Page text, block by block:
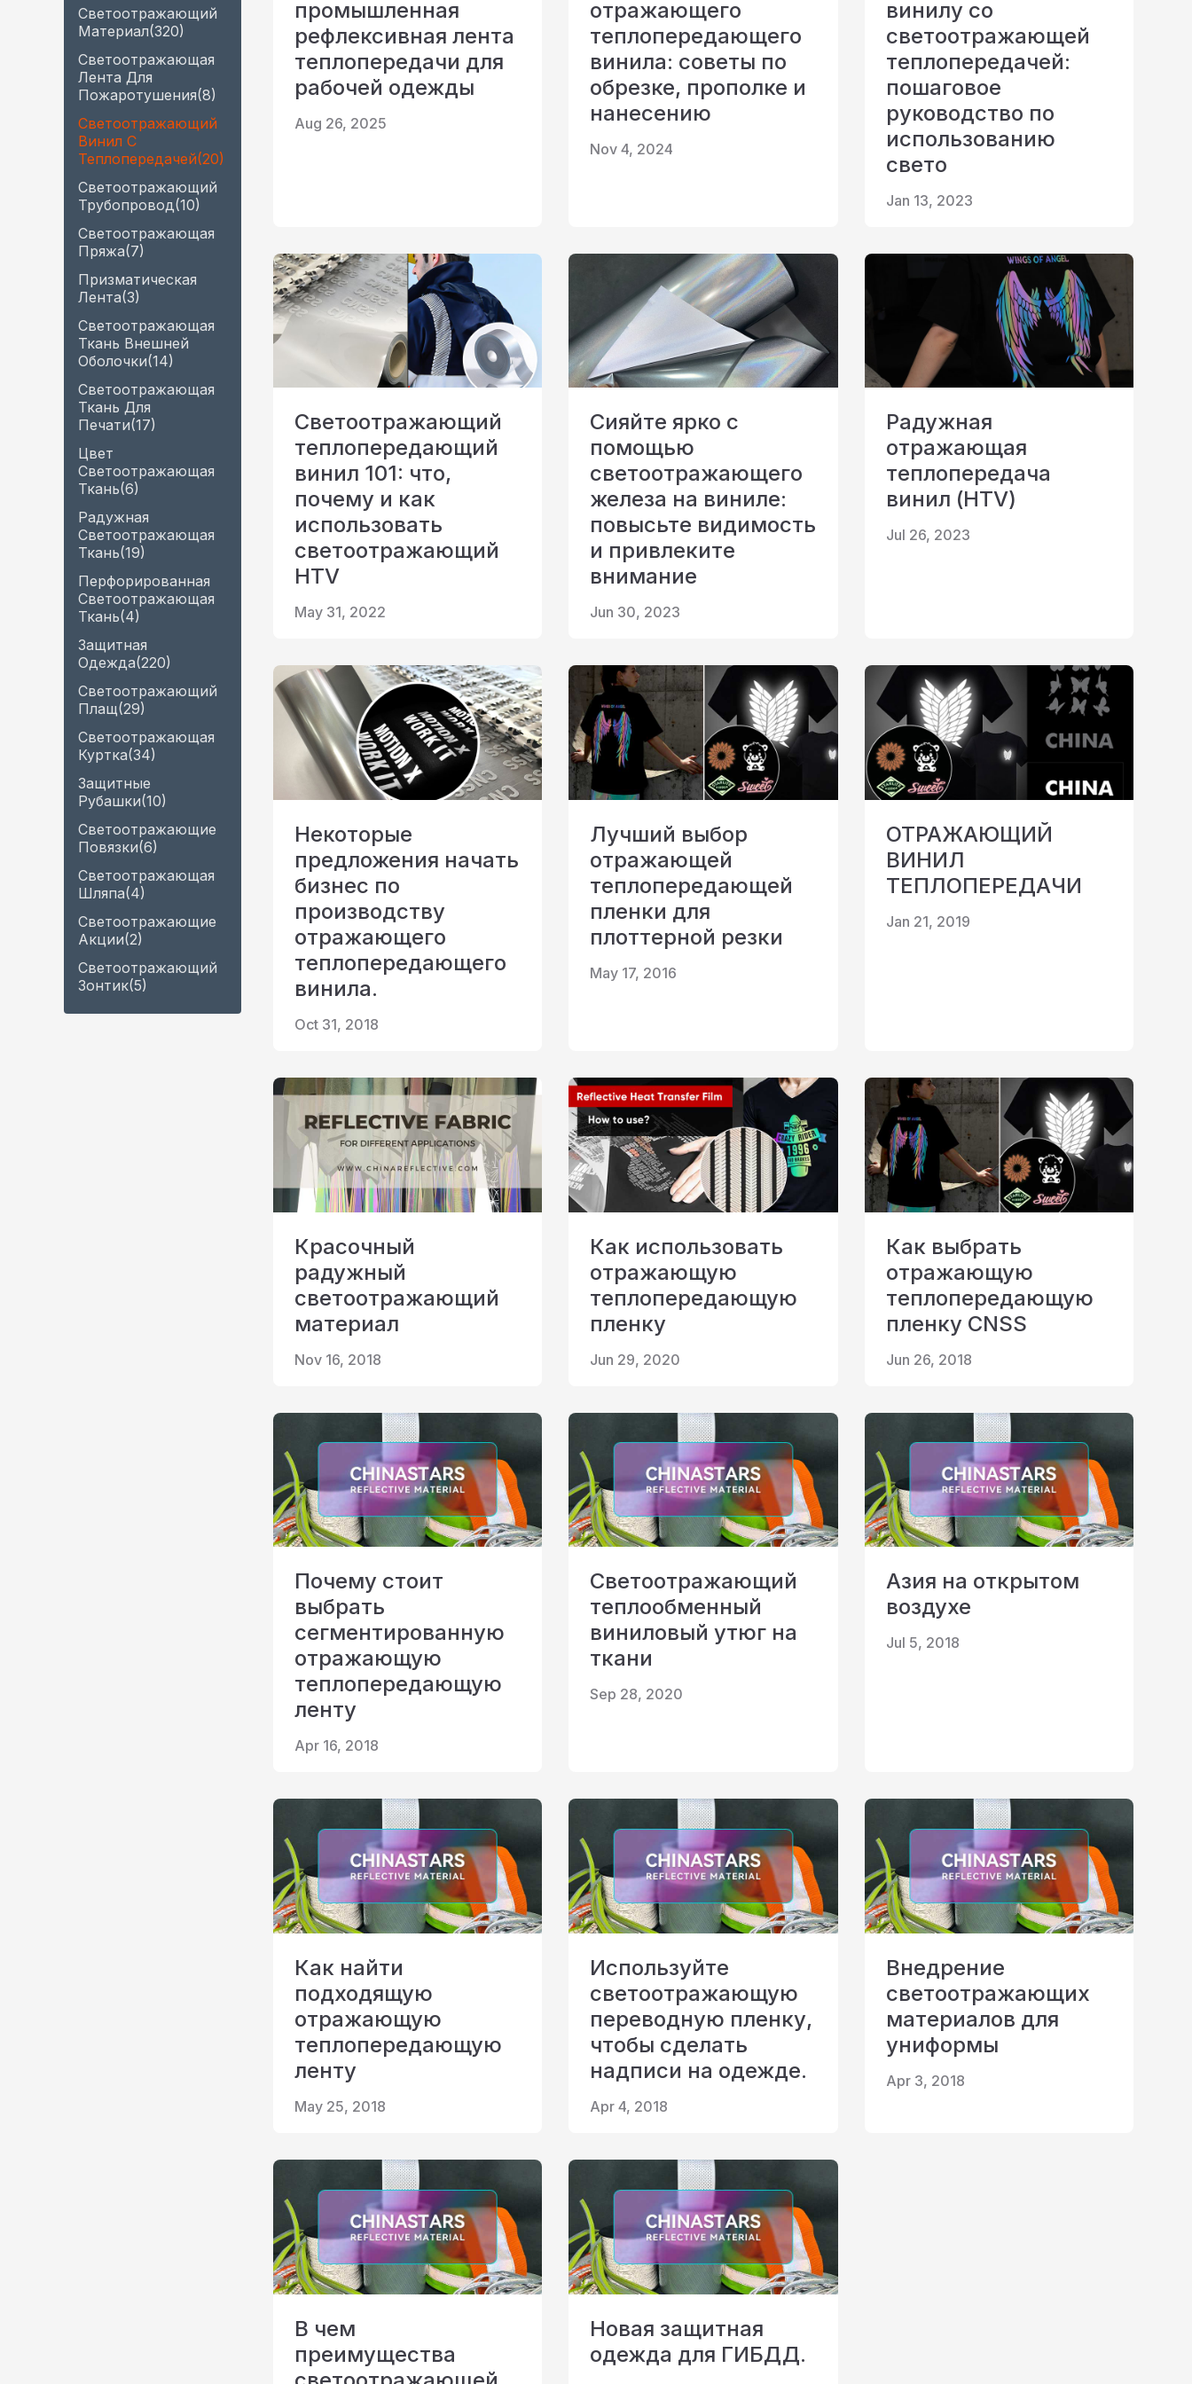
окантовка
Светоотражающая пряжа
Призматическая лента
Светящийся в темноте
материал
светоотражающая ткань
Перфорированная
светоотражающая ткань
Радужная светоотражающая ткань
Светоотражающий
Материал(320)
Светоотражающая
Лента Для
Пожаротушения(8)
Светоотражающий
Винил С
Теплопередачей(20)
Светоотражающий
Трубопровод(10)
Светоотражающая
Пряжа(7)
Призматическая
Лента(3)
Светоотражающая
Ткань Внешней
Оболочки(14)
Светоотражающая
Ткань Для
Печати(17)
Цвет
Светоотражающая
Ткань(6)
Радужная
Светоотражающая
Ткань(19)
Перфорированная
Светоотражающая
Ткань(4)
Защитная
Одежда(220)
Светоотражающий
Плащ(29)
Светоотражающая
Куртка(34)
Защитные
Рубашки(10)
Светоотражающие
Повязки(6)
Светоотражающая
Шляпа(4)
Светоотражающие
Акции(2)
Светоотражающий
Зонтик(5)
промышленная
рефлексивная лента
теплопередачи для
рабочей одежды
Aug 26, 2025
отражающего
теплопередающего
винила: советы по
обрезке, прополке и
нанесению
Nov 4, 2024
винилу со
светоотражающей
теплопередачей:
пошаговое
руководство по
использованию
свето
Jan 13, 2023
Светоотражающий
теплопередающий
винил 101: что,
почему и как
использовать
светоотражающий
HTV
May 31, 2022
Сияйте ярко с
помощью
светоотражающего
железа на виниле:
повысьте видимость
и привлеките
внимание
Jun 30, 2023
Радужная
отражающая
теплопередача
винил (HTV)
Jul 26, 2023
Некоторые
предложения начать
бизнес по
производству
отражающего
теплопередающего
винила.
Oct 31, 2018
Лучший выбор
отражающей
теплопередающей
пленки для
плоттерной резки
May 17, 2016
ОТРАЖАЮЩИЙ
ВИНИЛ
ТЕПЛОПЕРЕДАЧИ
Jan 21, 2019
Красочный
радужный
светоотражающий
материал
Nov 16, 2018
Как использовать
отражающую
теплопередающую
пленку
Jun 29, 2020
Как выбрать
отражающую
теплопередающую
пленку CNSS
Jun 26, 2018
Почему стоит
выбрать
сегментированную
отражающую
теплопередающую
ленту
Apr 16, 2018
Светоотражающий
теплообменный
виниловый утюг на
ткани
Sep 28, 2020
Азия на открытом
воздухе
Jul 5, 2018
Как найти
подходящую
отражающую
теплопередающую
ленту
May 25, 2018
Используйте
светоотражающую
переводную пленку,
чтобы сделать
надписи на одежде.
Apr 4, 2018
Внедрение
светоотражающих
материалов для
униформы
Apr 3, 2018
В чем
преимущества
Новая защитная
одежда для ГИБДД.